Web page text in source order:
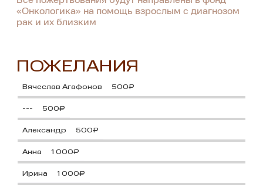
«Онкологика» на помощь взрослым с диагнозом
рак и их близким
ПОЖЕЛАНИЯ
Вячеслав Агафонов 500₽
--- 500₽
Александр 500₽
Анна 1 000₽
Ирина 1 000₽